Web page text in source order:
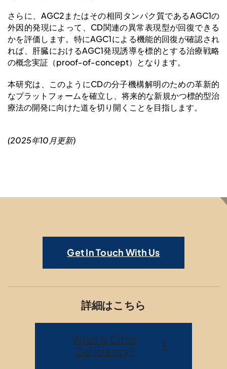
さらに、AGC2またはその相同タンパク質であるAGC1の
外因的発現によって、CD関連の異常表現型が回復できる
かを評価します。特にAGC1による機能的回復が確認され
れば、肝臓におけるAGC1発現誘導を標的とする治療戦略
の概念実証（proof-of-concept）となります。
本研究は、このようにCDの分子機構解明のための革新的
なプラットフォームを確立し、将来的な新規かつ標的型治
療法の開発に向けた道を切り開くことを目指します。
(2025年10月更新)
Get In Touch With Us
詳細はこちら
What Is Citrin
Deficiency?